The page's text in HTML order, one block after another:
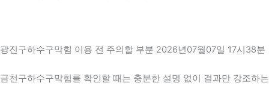
광진구하수구막힘 이용 전 주의할 부분 2026년07월07일 17시38분
금천구하수구막힘를 확인할 때는 충분한 설명 없이 결과만 강조하는